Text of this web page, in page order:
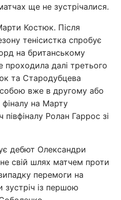
ще не зустрічалися.
Костюк. Після
тенісистка спробує
на британському
проходила далі третього
та Стародубцева
вже в другому або
на Марту
Ролан Гаррос зі
дебют Олександри
свій шлях матчем проти
перемоги на
із першою